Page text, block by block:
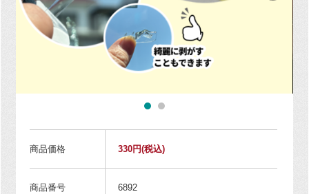
商品価格 330円(税込)
商品番号 6892